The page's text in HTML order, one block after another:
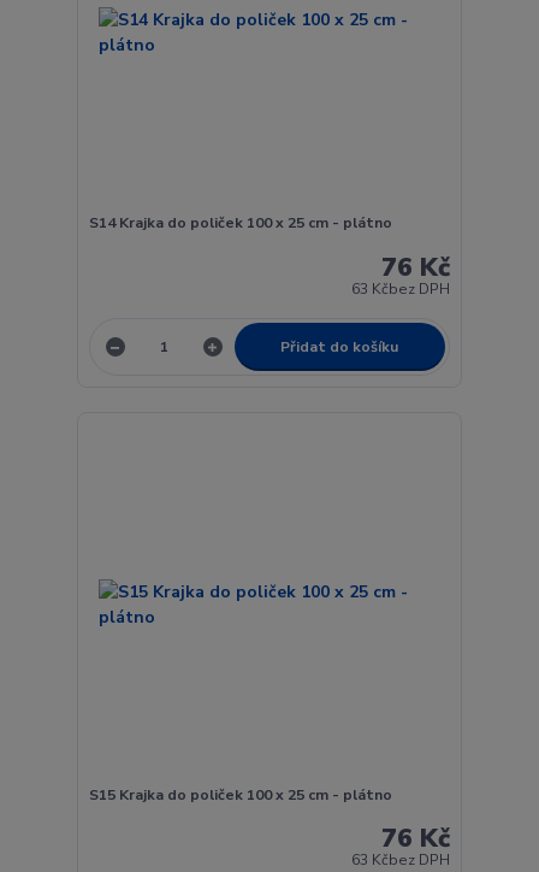
S14 Krajka do poliček 100 x 25 cm - plátno
76 Kč
63 Kčbez DPH
Přidat do košíku
S15 Krajka do poliček 100 x 25 cm - plátno
76 Kč
63 Kčbez DPH